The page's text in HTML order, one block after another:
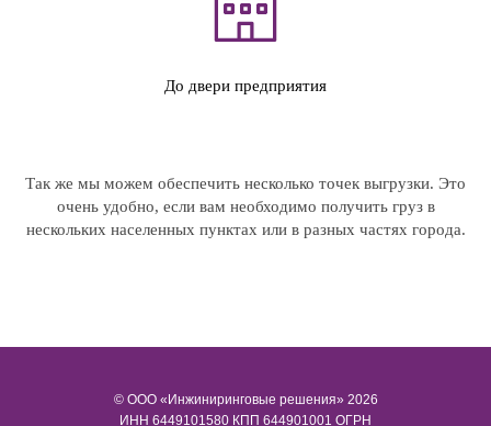
До двери предприятия
Так же мы можем обеспечить несколько точек выгрузки. Это
очень удобно, если вам необходимо получить груз в
нескольких населенных пунктах или в разных частях города.
© ООО «Инжиниринговые решения» 2026
ИНН​​​​​​​ 6449101580 КПП 644901001 ОГРН